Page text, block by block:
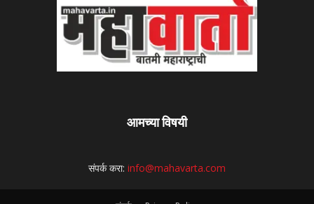
आमच्या विषयी
संपर्क करा: info@mahavarta.com